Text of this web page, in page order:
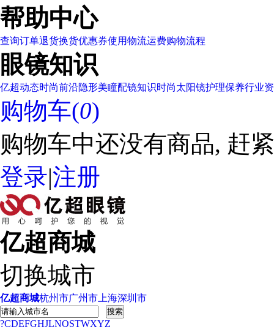
帮助中心
查询订单退货换货优惠券使用物流运费购物流程
眼镜知识
亿超动态时尚前沿隐形美瞳配镜知识时尚太阳镜护理保养行业
购物车(0)
购物车中还没有商品, 赶
登录|注册
亿超商城
切换城市
亿超商城杭州市广州市 上海深圳市
搜索
?CDEFGHJLNQSTWXYZ